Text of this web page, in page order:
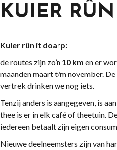
KUIER
Kuier rûn it doarp:
de routes zijn zo’n 10 km en er
maanden maart t/m november.
vertrek drinken we nog iets.
Tenzij anders is aangegeven, is
thee is er in elk café of theetuin.
iedereen betaalt zijn eigen
Nieuwe deelneemsters zijn van